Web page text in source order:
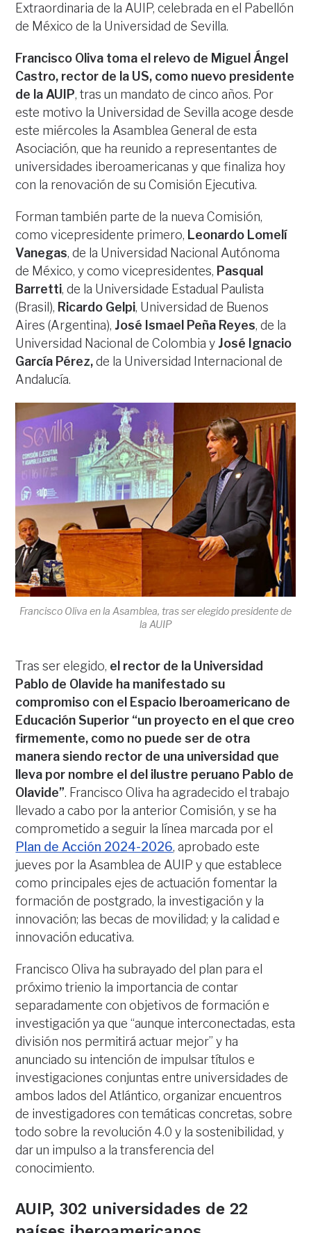
Extraordinaria de la AUIP, celebrada en el Pabellón
de México de la Universidad de Sevilla.
Francisco Oliva toma el relevo de Miguel Ángel
Castro, rector de la US, como nuevo presidente
de la AUIP, tras un mandato de cinco años. Por
este motivo la Universidad de Sevilla acoge desde
este miércoles la Asamblea General de esta
Asociación, que ha reunido a representantes de
universidades iberoamericanas y que finaliza hoy
con la renovación de su Comisión Ejecutiva.
Forman también parte de la nueva Comisión,
como vicepresidente primero, Leonardo Lomelí
Vanegas, de la Universidad Nacional Autónoma
de México, y como vicepresidentes, Pasqual
Barretti, de la Universidade Estadual Paulista
(Brasil), Ricardo Gelpi, Universidad de Buenos
Aires (Argentina), José Ismael Peña Reyes, de la
Universidad Nacional de Colombia y José Ignacio
García Pérez,de la Universidad Internacional de
Andalucía.
Francisco Oliva en la Asamblea, tras ser elegido presidente de
la AUIP
Tras ser elegido, el rector de la Universidad
Pablo de Olavide ha manifestado su
compromiso con el Espacio Iberoamericano de
Educación Superior “un proyecto en el que creo
firmemente, como no puede ser de otra
manera siendo rector de una universidad que
lleva por nombre el del ilustre peruano Pablo de
Olavide”. Francisco Oliva ha agradecido el trabajo
llevado a cabo por la anterior Comisión, y se ha
comprometido a seguir la línea marcada por el
Plan de Acción 2024-2026, aprobado este
jueves por la Asamblea de AUIP y que establece
como principales ejes de actuación fomentar la
formación de postgrado, la investigación y la
innovación; las becas de movilidad; y la calidad e
innovación educativa.
Francisco Oliva ha subrayado del plan para el
próximo trienio la importancia de contar
separadamente con objetivos de formación e
investigación ya que “aunque interconectadas, esta
división nos permitirá actuar mejor” y ha
anunciado su intención de impulsar títulos e
investigaciones conjuntas entre universidades de
ambos lados del Atlántico, organizar encuentros
de investigadores con temáticas concretas, sobre
todo sobre la revolución 4.0 y la sostenibilidad, y
dar un impulso a la transferencia del
conocimiento.
AUIP, 302 universidades de 22